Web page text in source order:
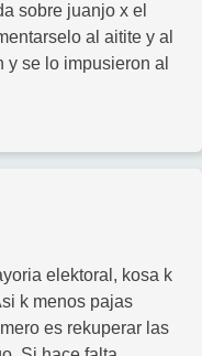
sobre juanjo x el
al aitite y al
se lo impusieron al
elektoral, kosa k
k menos pajas
es rekuperar las